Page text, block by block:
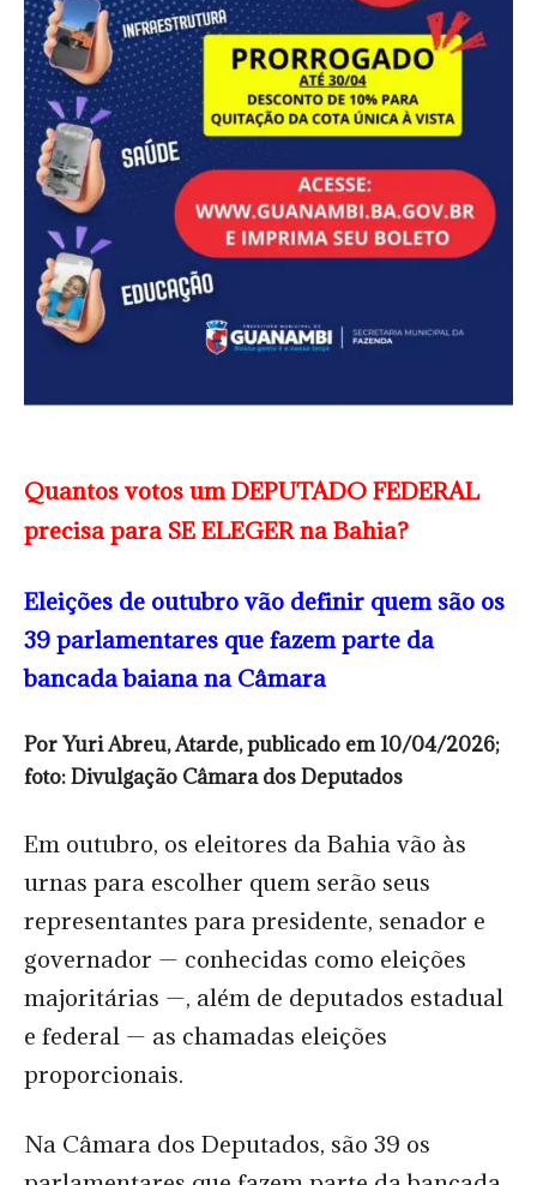
Quantos votos um DEPUTADO FEDERAL
precisa para SE ELEGER na Bahia?
Eleições de outubro vão definir quem são os
39 parlamentares que fazem parte da
bancada baiana na Câmara
Por Yuri Abreu, Atarde, publicado em 10/04/2026;
foto: Divulgação Câmara dos Deputados
Em outubro, os eleitores da Bahia vão às
urnas para escolher quem serão seus
representantes para presidente, senador e
governador — conhecidas como eleições
majoritárias —, além de deputados estadual
e federal — as chamadas eleições
proporcionais.
Na Câmara dos Deputados, são 39 os